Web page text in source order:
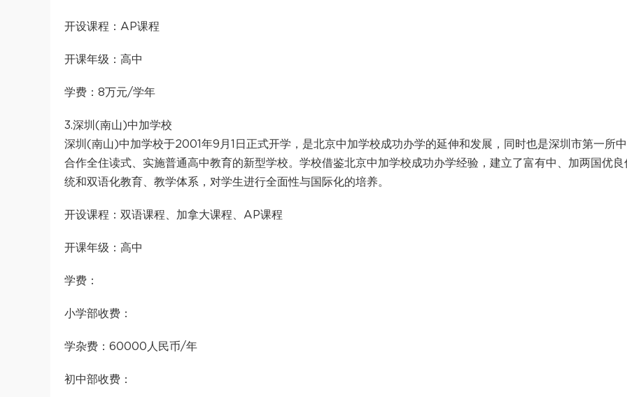
开设课程：AP课程
开课年级：高中
学费：8万元/学年
3.深圳(南山)中加学校
深圳(南山)中加学校于2001年9月1日正式开学，是北京中加学校成功办学的延伸和发展，同时也是深圳市第一所
合作全住读式、实施普通高中教育的新型学校。学校借鉴北京中加学校成功办学经验，建立了富有中、加两国优良
统和双语化教育、教学体系，对学生进行全面性与国际化的培养。
开设课程：双语课程、加拿大课程、AP课程
开课年级：高中
学费：
小学部收费：
学杂费：60000人民币/年
初中部收费：